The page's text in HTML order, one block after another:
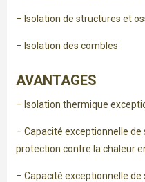
– Isolation de structures et
– Isolation des combles
AVANTAGES
– Isolation thermique
– Capacité exceptionnelle
protection contre la chaleur
– Capacité exceptionnelle